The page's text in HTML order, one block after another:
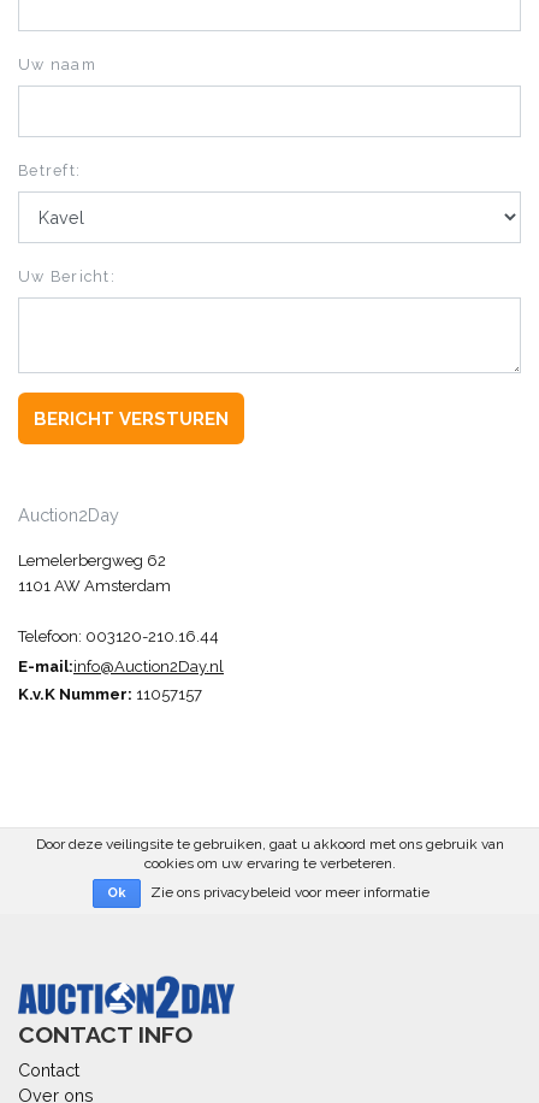
Uw naam
Betreft:
Uw Bericht:
BERICHT VERSTUREN
Auction2Day
Lemelerbergweg 62
1101 AW Amsterdam
Telefoon: 003120-210.16.44
E-mail:info@Auction2Day.nl
K.v.K Nummer: 11057157
Door deze veilingsite te gebruiken, gaat u akkoord met ons gebruik van
cookies om uw ervaring te verbeteren.
Ok Zie ons privacybeleid voor meer informatie
CONTACT INFO
Contact
Over ons